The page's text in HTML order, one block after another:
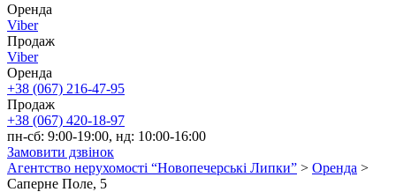
Оренда
Viber
Продаж
Viber
Оренда
+38 (067) 216-47-95
Продаж
+38 (067) 420-18-97
пн-сб: 9:00-19:00, нд: 10:00-16:00
Замовити дзвінок
Агентство нерухомості “Новопечерські Липки” > Оренда >
Саперне Поле, 5